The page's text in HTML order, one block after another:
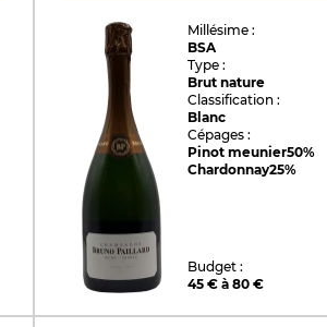
Millésime :
BSA
Type :
Brut nature
Classification :
Blanc
Cépages :
Pinot meunier50%
Chardonnay25%
Budget :
45 € à 80 €